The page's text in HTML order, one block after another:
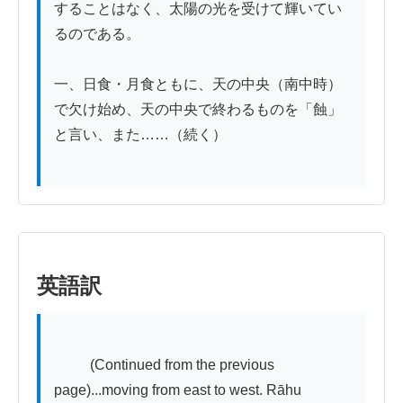
することはなく、太陽の光を受けて輝いてい
るのである。
一、日食・月食ともに、天の中央（南中時）
で欠け始め、天の中央で終わるものを「蝕」
と言い、また……（続く）
英語訳
page)...moving from east to west. Rāhu